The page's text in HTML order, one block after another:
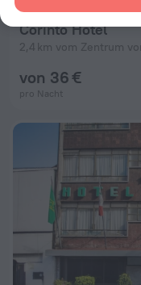
Corinto Hotel
2,4 km vom Zentrum
von 36 €
pro Nacht